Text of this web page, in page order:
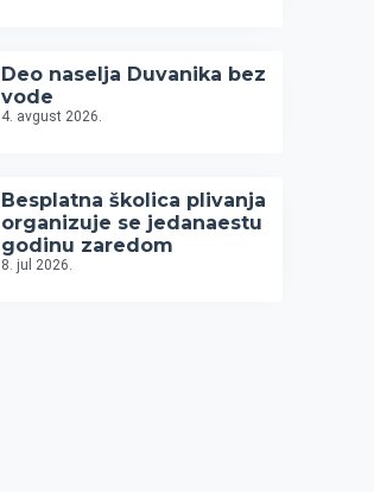
Deo naselja Duvanika bez
vode
4. avgust 2026.
Besplatna školica plivanja
organizuje se jedanaestu
godinu zaredom
8. jul 2026.